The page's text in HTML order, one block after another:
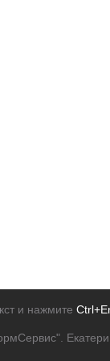
и нажмите